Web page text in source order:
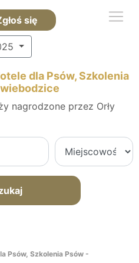
się
dla Psów, Szkolenia
nagrodzone przez Orły
Psów, Szkolenia Psów -